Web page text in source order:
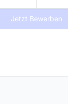
Jetzt Bewerben